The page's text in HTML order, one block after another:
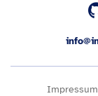
Impressum